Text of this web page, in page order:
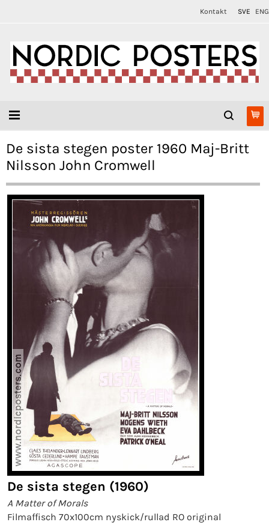
Kontakt SVE ENG
De sista stegen poster 1960 Maj-Britt
Nilsson John Cromwell
De sista stegen (1960)
A Matter of Morals
Filmaffisch 70x100cm nyskick/rullad RO original